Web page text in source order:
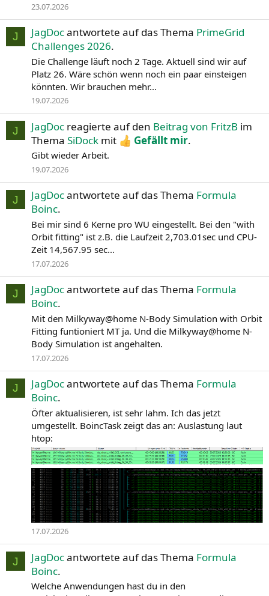
23.07.2026
J JagDocantwortete auf das Thema PrimeGrid
Challenges 2026.
Die Challenge läuft noch 2 Tage. Aktuell sind wir auf
Platz 26. Wäre schön wenn noch ein paar einsteigen
könnten. Wir brauchen mehr...
19.07.2026
J JagDoc reagierte auf den Beitrag von FritzB im
Thema SiDock mit Gefällt mir.
Gibt wieder Arbeit.
19.07.2026
J JagDocantwortete auf das Thema Formula
Boinc.
Bei mir sind 6 Kerne pro WU eingestellt. Bei den "with
Orbit fitting" ist z.B. die Laufzeit 2,703.01sec und CPU-
Zeit 14,567.95 sec...
17.07.2026
J JagDocantwortete auf das Thema Formula
Boinc.
Mit den Milkyway@home N-Body Simulation with Orbit
Fitting funtioniert MT ja. Und die Milkyway@home N-
Body Simulation ist angehalten.
17.07.2026
J JagDocantwortete auf das Thema Formula
Boinc.
Öfter aktualisieren, ist sehr lahm. Ich das jetzt
umgestellt. BoincTask zeigt das an: Auslastung laut
htop:
17.07.2026
J JagDocantwortete auf das Thema Formula
Boinc.
Welche Anwendungen hast du in den